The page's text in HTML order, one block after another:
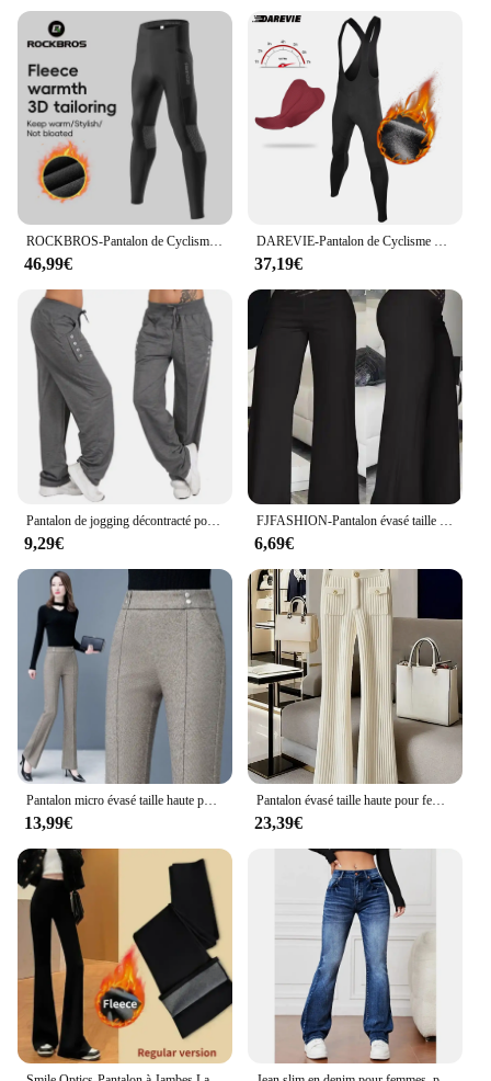
ROCKBROS-Pantalon de Cyclisme Chaud, Collants Coupe-Vent, Leggings Smile, Pantalon Long de Vélo Respirant avec Poches, Taille Européenne, Extérieur, Hiver
46,99€
DAREVIE-Pantalon de Cyclisme Thermique Chaud et Coupe-Vent, Collants Anti-Eau, FJ120 Kg/m ³ Pad, Hiver
37,19€
Pantalon de jogging décontracté pour femme, noir, gris, grande taille, printemps, automne, 2023
9,29€
FJFASHION-Pantalon évasé taille haute pour femme, vêtement de bureau, couleur unie, nouvelle collection 2024
6,69€
Pantalon micro évasé taille haute pour femme, pantalon en laine pour femme, pantalon de loisirs élégant, automne et hiver, nouveau, 2025
13,99€
Pantalon évasé taille haute pour femmes, pantalon décontracté FjKorean, coupe couvertes, vêtements Y2K, nouveau bas à la mode, 2025
23,39€